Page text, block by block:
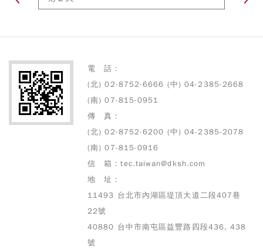
電 話：
(北) 02-8752-6666 (中) 04-2385-2668
(南) 07-815-0951
傳 真：
(北) 02-8752-6200 (中) 04-2385-2078
(南) 07-815-0916
信 箱：tec.taiwan@dksh.com
地 址：
11493 台北市內湖區堤頂大道二段407巷
22號
40880 台中市南屯區益豐路四段436, 438
號